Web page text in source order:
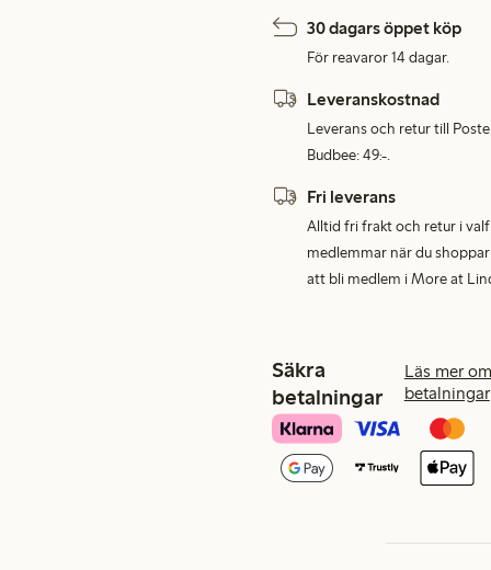
30 dagars öppet köp
För reavaror 14 dagar.
Leveranskostnad
Leverans och retur till
Budbee: 49:-.
Fri leverans
Alltid fri frakt och retur i
medlemmar när du
att bli medlem i More at
Säkra
betalningar
Läs mer
betalningar